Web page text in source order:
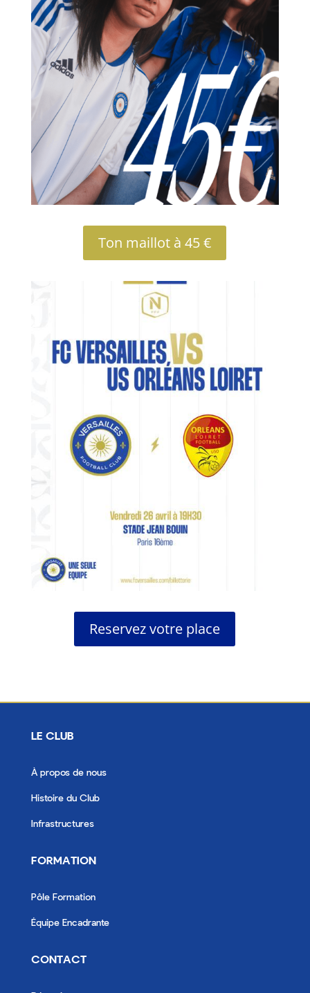
Ton maillot à 45 €
Reservez votre place
LE CLUB
À propos de nous
Histoire du Club
Infrastructures
FORMATION
Pôle Formation
Équipe Encadrante
CONTACT